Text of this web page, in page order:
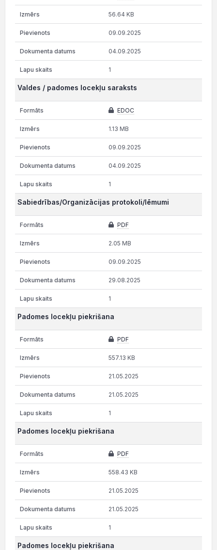
56.64 KB
09.09.2025
04.09.2025
1
Valdes / padomes locekļu saraksts
EDOC
1.13 MB
09.09.2025
04.09.2025
1
Sabiedrības/Organizācijas protokoli/lēmumi
PDF
2.05 MB
09.09.2025
29.08.2025
1
Padomes locekļu piekrišana
PDF
557.13 KB
21.05.2025
21.05.2025
1
Padomes locekļu piekrišana
PDF
558.43 KB
21.05.2025
21.05.2025
1
Padomes locekļu piekrišana